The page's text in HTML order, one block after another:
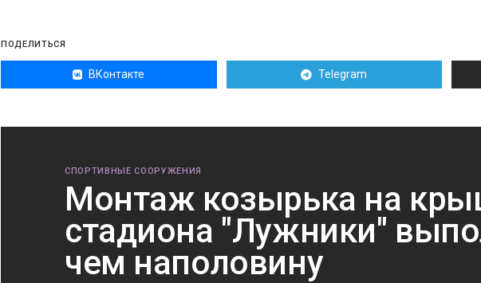
ПОДЕЛИТЬСЯ
ВКонтакте Telegram
СПОРТИВНЫЕ СООРУЖЕНИЯ
Монтаж козырька на
стадиона "Лужники"
чем наполовину